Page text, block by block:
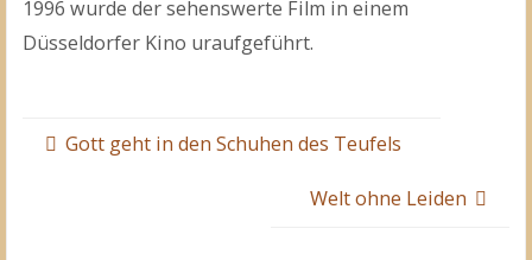
1996 wurde der sehenswerte Film in einem
Düsseldorfer Kino uraufgeführt.
Gott geht in den Schuhen des Teufels
Welt ohne Leiden